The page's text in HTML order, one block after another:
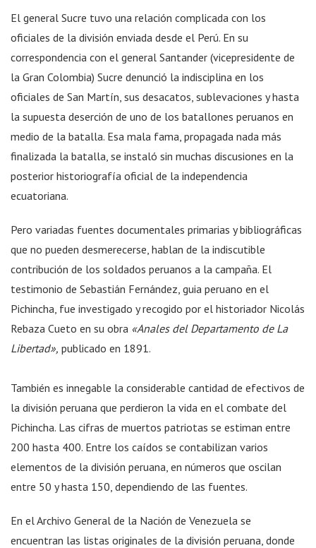
El general Sucre tuvo una relación complicada con los
oficiales de la división enviada desde el Perú. En su
correspondencia con el general Santander (vicepresidente de
la Gran Colombia) Sucre denunció la indisciplina en los
oficiales de San Martín, sus desacatos, sublevaciones y hasta
la supuesta deserción de uno de los batallones peruanos en
medio de la batalla. Esa mala fama, propagada nada más
finalizada la batalla, se instaló sin muchas discusiones en la
posterior historiografía oficial de la independencia
ecuatoriana.
Pero variadas fuentes documentales primarias y bibliográficas
que no pueden desmerecerse, hablan de la indiscutible
contribución de los soldados peruanos a la campaña. El
testimonio de Sebastián Fernández, guia peruano en el
Pichincha, fue investigado y recogido por el historiador Nicolás
Rebaza Cueto en su obra «Anales del Departamento de La
Libertad», publicado en 1891.
También es innegable la considerable cantidad de efectivos de
la división peruana que perdieron la vida en el combate del
Pichincha. Las cifras de muertos patriotas se estiman entre
200 hasta 400. Entre los caídos se contabilizan varios
elementos de la división peruana, en números que oscilan
entre 50 y hasta 150, dependiendo de las fuentes.
En el Archivo General de la Nación de Venezuela se
encuentran las listas originales de la división peruana, donde